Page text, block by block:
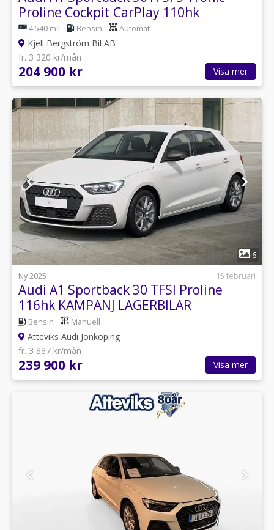
Proline Cockpit CarPlay 110hk
4 540 mil Bensin Automat
Kjell Bergström Bil AB
fr. 3 320 kr/mån
204 900 kr Visa mer
1
6
Ny 2025
15 februari
Audi A1 Sportback 30 TFSI Proline
116hk KAMPANJ LAGERBILAR
Bensin Manuell
Atteviks Audi Jönköping
fr. 3 887 kr/mån
239 900 kr Visa mer